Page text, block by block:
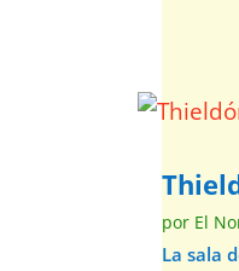
por El
La sala